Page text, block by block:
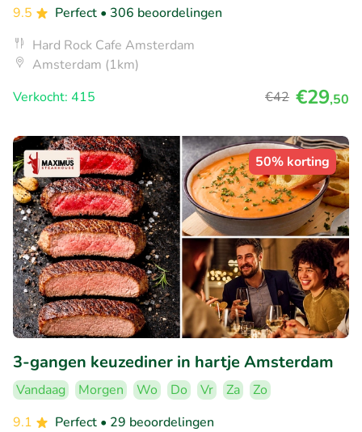
9.5
Perfect • 306 beoordelingen
Hard Rock Cafe Amsterdam
Amsterdam (1km)
Verkocht: 415
€42 €29,50
50% korting
3-gangen keuzediner in hartje Amsterdam
Vandaag Morgen Wo Do Vr Za
Zo
9.1
Perfect • 29 beoordelingen